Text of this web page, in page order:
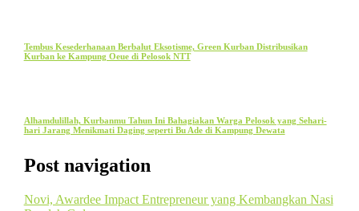
Tembus Kesederhanaan Berbalut Eksotisme, Green Kurban Distribusikan
Kurban ke Kampung Oeue di Pelosok NTT
Alhamdulillah, Kurbanmu Tahun Ini Bahagiakan Warga Pelosok yang Sehari-
hari Jarang Menikmati Daging seperti Bu Ade di Kampung Dewata
Post navigation
Novi, Awardee Impact Entrepreneur yang Kembangkan Nasi